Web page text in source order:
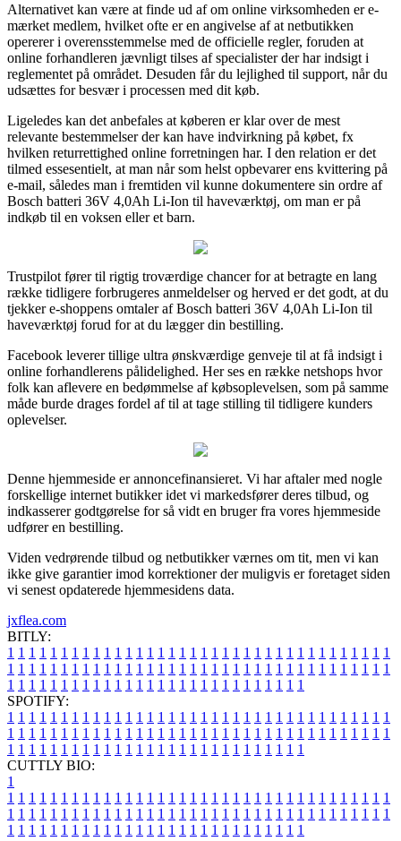
Alternativet kan være at finde ud af om online virksomheden er e-
mærket medlem, hvilket ofte er en angivelse af at netbutikken
opererer i overensstemmelse med de officielle regler, foruden at
online forhandleren jævnligt tilses af specialister der har indsigt i
reglementet på området. Desuden får du lejlighed til support, når du
udsættes for besvær i processen med dit køb.
Ligeledes kan det anbefales at køberen er klar over de mest
relevante bestemmelser der kan have indvirkning på købet, fx
hvilken returrettighed online forretningen har. I den relation er det
tilmed essesentielt, at man når som helst opbevarer ens kvittering på
e-mail, således man i fremtiden vil kunne dokumentere sin ordre af
Bosch batteri 36V 4,0Ah Li-Ion til haveværktøj, om man er på
indkøb til en voksen eller et barn.
Trustpilot fører til rigtig troværdige chancer for at betragte en lang
række tidligere forbrugeres anmeldelser og herved er det godt, at du
tjekker e-shoppens omtaler af Bosch batteri 36V 4,0Ah Li-Ion til
haveværktøj forud for at du lægger din bestilling.
Facebook leverer tillige ultra ønskværdige genveje til at få indsigt i
online forhandlerens pålidelighed. Her ses en række netshops hvor
folk kan aflevere en bedømmelse af købsoplevelsen, som på samme
måde burde drages fordel af til at tage stilling til tidligere kunders
oplevelser.
Denne hjemmeside er annoncefinansieret. Vi har aftaler med nogle
forskellige internet butikker idet vi markedsfører deres tilbud, og
indkasserer godtgørelse for så vidt en bruger fra vores hjemmeside
udfører en bestilling.
Viden vedrørende tilbud og netbutikker værnes om tit, men vi kan
ikke give garantier imod korrektioner der muligvis er foretaget siden
vi senest opdaterede hjemmesidens data.
jxflea.com
BITLY:
1 1 1 1 1 1 1 1 1 1 1 1 1 1 1 1 1 1 1 1 1 1 1 1 1 1 1 1 1 1 1 1 1 1 1 1
1 1 1 1 1 1 1 1 1 1 1 1 1 1 1 1 1 1 1 1 1 1 1 1 1 1 1 1 1 1 1 1 1 1 1 1
1 1 1 1 1 1 1 1 1 1 1 1 1 1 1 1 1 1 1 1 1 1 1 1 1 1 1 1
SPOTIFY:
1 1 1 1 1 1 1 1 1 1 1 1 1 1 1 1 1 1 1 1 1 1 1 1 1 1 1 1 1 1 1 1 1 1 1 1
1 1 1 1 1 1 1 1 1 1 1 1 1 1 1 1 1 1 1 1 1 1 1 1 1 1 1 1 1 1 1 1 1 1 1 1
1 1 1 1 1 1 1 1 1 1 1 1 1 1 1 1 1 1 1 1 1 1 1 1 1 1 1 1
CUTTLY BIO:
1
1 1 1 1 1 1 1 1 1 1 1 1 1 1 1 1 1 1 1 1 1 1 1 1 1 1 1 1 1 1 1 1 1 1 1 1
1 1 1 1 1 1 1 1 1 1 1 1 1 1 1 1 1 1 1 1 1 1 1 1 1 1 1 1 1 1 1 1 1 1 1 1
1 1 1 1 1 1 1 1 1 1 1 1 1 1 1 1 1 1 1 1 1 1 1 1 1 1 1 1